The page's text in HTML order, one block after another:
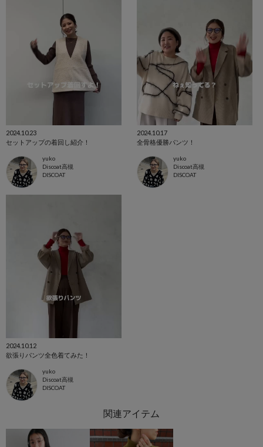
2024.10.23
セットアップの着回し紹介！
yuko
Discoat高槻
DISCOAT
2024.10.17
全骨格優勝パンツ！
yuko
Discoat高槻
DISCOAT
2024.10.12
欲張りパンツ全色着てみた！
yuko
Discoat高槻
DISCOAT